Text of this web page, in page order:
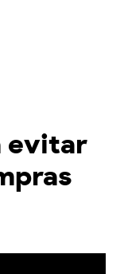
evitar